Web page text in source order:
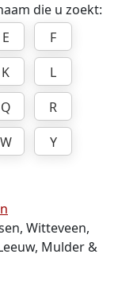
die u zoekt:
E
F
K
L
Q
R
W
Y
Witteveen,
Mulder &